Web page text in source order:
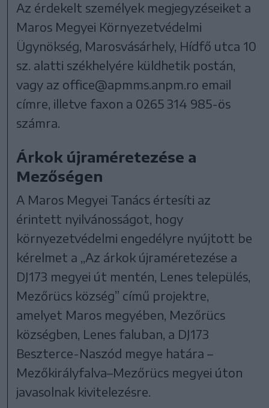
Az érdekelt személyek megjegyzéseiket a
Maros Megyei Környezetvédelmi
Ügynökség, Marosvásárhely, Hídfő utca 10
sz. alatti székhelyére küldhetik postán,
vagy az office@apmms.anpm.ro email
címre, illetve faxon a 0265 314 985-ös
számra.
Árkok újraméretezése a
Mezőségen
A Maros Megyei Tanács értesíti az
érintett nyilvánosságot, hogy
környezetvédelmi engedélyre nyújtott be
kérelmet a „Az árkok újraméretezése a
DJ173 megyei út mentén, Lenes település,
Mezőrücs község” című projektre,
amelyet Maros megyében, Mezőrücs
községben, Lenes faluban, a DJ173
Beszterce-Naszód megye határa –
Mezőkirályfalva–Mezőrücs megyei úton
javasolnak kivitelezésre.